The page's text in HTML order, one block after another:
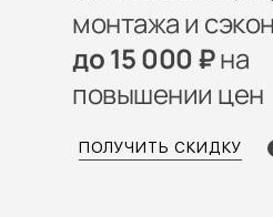
монтажа и
до 15 000 ₽на
повышении цен
ПОЛУЧИТЬ СКИДКУ